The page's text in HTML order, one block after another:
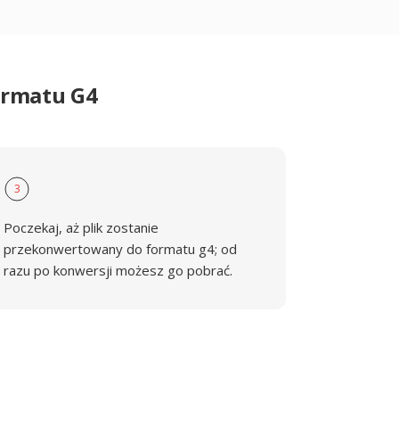
G4
3
Poczekaj, aż plik zostanie
przekonwertowany do formatu g4; od
razu po konwersji możesz go pobrać.